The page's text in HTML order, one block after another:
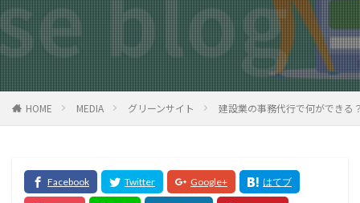
HOME MEDIA グリーンサイト 建設業の事務代行で何ができる